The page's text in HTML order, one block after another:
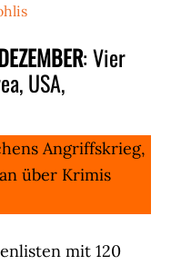
: Vier
USA,
Angriffskrieg,
über Krimis
mit 120